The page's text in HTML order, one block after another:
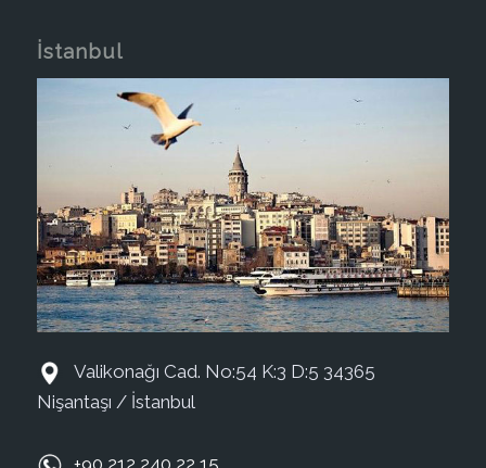
İstanbul
Valikonağı Cad. No:54 K:3 D:5 34365
Nişantaşı / İstanbul